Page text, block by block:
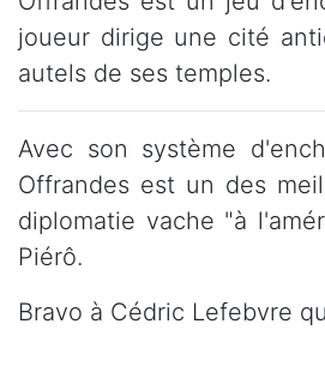
joueur dirige une cité
autels de ses temples.
Avec son système
Offrandes est un des
diplomatie vache "à
Piérô.
Bravo à Cédric Lefebvre